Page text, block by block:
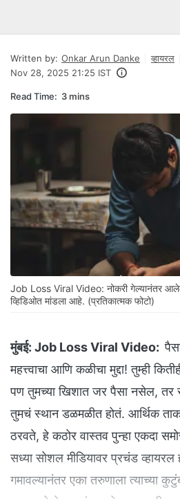
Written by: Onkar Arun Danke
व्हायरल
Nov 28, 2025 21:25 IST
Read Time: 3 mins
Job Loss Viral Video: नोकरी गेल्यानंतर
व्हिडिओत मांडला आहे. (प्रतिकात्मक फोटो)
मुंबई: Job Loss Viral Video:
महत्त्वाचा आणि कळीचा मुद्दा! तुम्ही
पण तुमच्या खिशात जर पैसा नसेल, तर
तुमचं स्थान डळमळीत होतं. आर्थिक
ठरवते, हे कठोर वास्तव पुन्हा एकदा
सध्या सोशल मीडियावर प्रचंड
गमावल्यानंतर एका तरुणाला त्याच्या